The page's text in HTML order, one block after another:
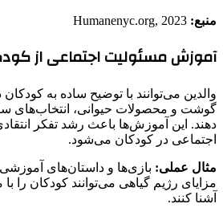
منبع:
آموزش مسئولیت اجتماعی از
والدین می‌توانند با توضیح ساده به کودکان
گوشت و محصولات حیوانی، انتخاب‌های
دهند. این آموزش‌ها باعث رشد تفکر
اجتماعی در کودکان می‌شود.
مثال عملی: بازی‌ها و داستان‌های
مزایای رژیم گیاهی می‌توانند کودکان را
آشنا کنند.